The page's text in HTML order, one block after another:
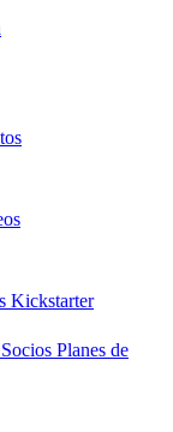
Kickstarter
Socios Planes de